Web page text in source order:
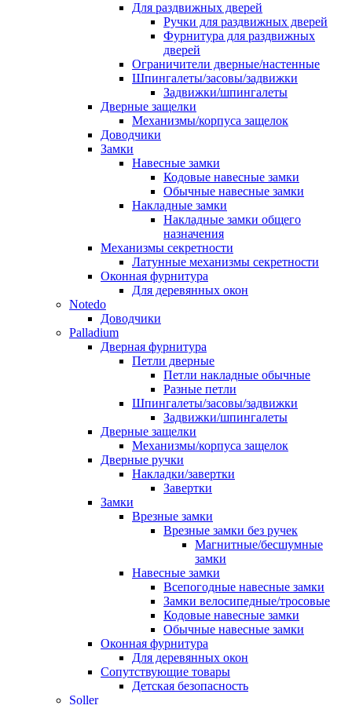
Для раздвижных дверей
Ручки для раздвижных дверей
Фурнитура для раздвижных
дверей
Ограничители дверные/настенные
Шпингалеты/засовы/задвижки
Задвижки/шпингалеты
Дверные защелки
Механизмы/корпуса защелок
Доводчики
Замки
Навесные замки
Кодовые навесные замки
Обычные навесные замки
Накладные замки
Накладные замки общего
назначения
Механизмы секретности
Латунные механизмы секретности
Оконная фурнитура
Для деревянных окон
Notedo
Доводчики
Palladium
Дверная фурнитура
Петли дверные
Петли накладные обычные
Разные петли
Шпингалеты/засовы/задвижки
Задвижки/шпингалеты
Дверные защелки
Механизмы/корпуса защелок
Дверные ручки
Накладки/завертки
Завертки
Замки
Врезные замки
Врезные замки без ручек
Магнитные/бесшумные
замки
Навесные замки
Всепогодные навесные замки
Замки велосипедные/тросовые
Кодовые навесные замки
Обычные навесные замки
Оконная фурнитура
Для деревянных окон
Сопутствующие товары
Детская безопасность
Soller